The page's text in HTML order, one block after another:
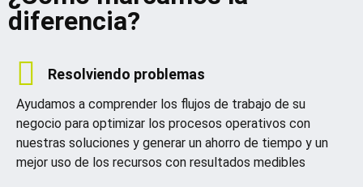
diferencia?
Resolviendo problemas
Ayudamos a comprender los flujos de trabajo de su
negocio para optimizar los procesos operativos con
nuestras soluciones y generar un ahorro de tiempo y un
mejor uso de los recursos con resultados medibles